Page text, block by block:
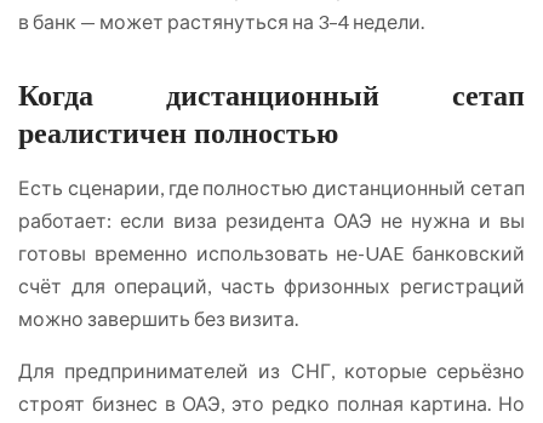
в банк — может растянуться на 3–4 недели.
Когда дистанционный сетап
реалистичен полностью
Есть сценарии, где полностью дистанционный сетап
работает: если виза резидента ОАЭ не нужна и вы
готовы временно использовать не-UAE банковский
счёт для операций, часть фризонных регистраций
можно завершить без визита.
Для предпринимателей из СНГ, которые серьёзно
строят бизнес в ОАЭ, это редко полная картина. Но